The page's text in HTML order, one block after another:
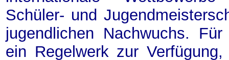
Schüler- und
jugendlichen Nachwuchs.
ein Regelwerk zur